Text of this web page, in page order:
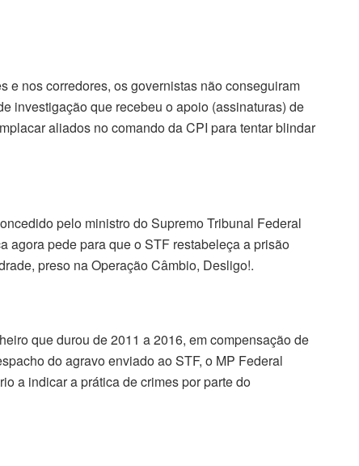
e nos corredores, os governistas não conseguiram
investigação que recebeu o apoio (assinaturas) de
aliados no comando da CPI para tentar blindar
pelo ministro do Supremo Tribunal Federal
agora pede para que o STF restabeleça a prisão
preso na Operação Câmbio, Desligo!.
que durou de 2011 a 2016, em compensação de
do agravo enviado ao STF, o MP Federal
a indicar a prática de crimes por parte do